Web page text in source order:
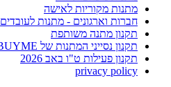
מתנות מקוריות לאישה
חברות וארגונים - מתנות לעובדים
תקנון מתנה משותפת
תקנון נסייני המתנות של BUYME
תקנון פעילות ט"ו באב 2026
privacy policy